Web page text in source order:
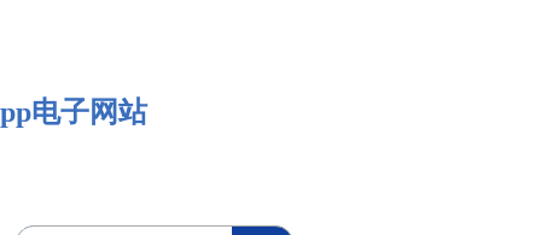
pp电子网站